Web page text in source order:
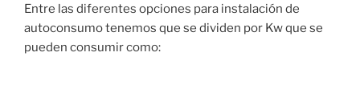
Entre las diferentes opciones para instalación de
autoconsumo tenemos que se dividen por Kw que se
pueden consumir como: